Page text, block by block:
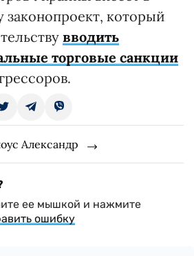
законопроект, который
вводить
торговые санкции
Александр
ее мышкой и нажмите
ошибку